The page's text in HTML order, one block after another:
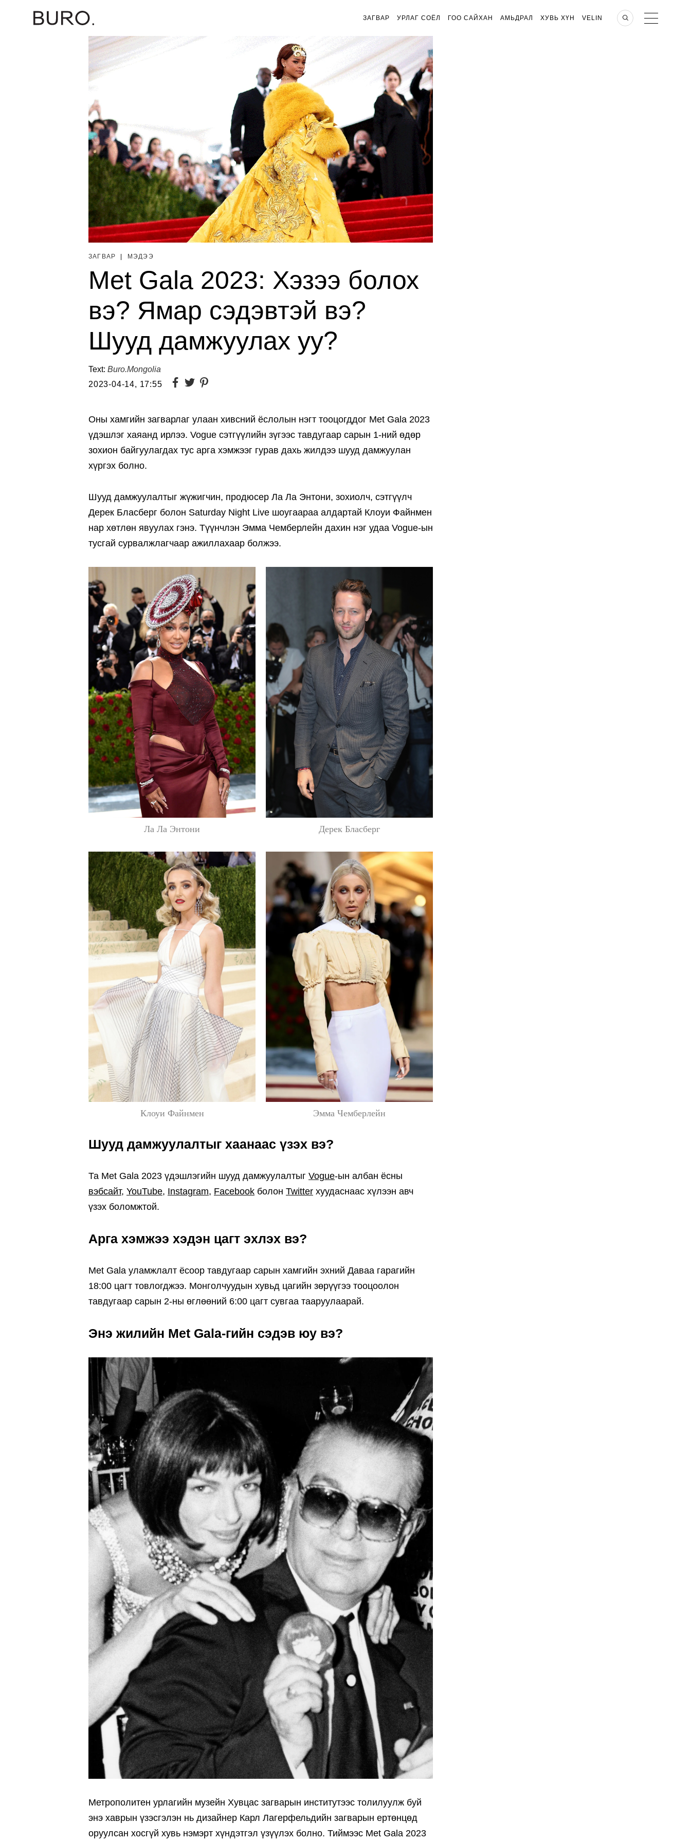
ЗАГВАР УРЛАГ СОЁЛ ГОО САЙХАН АМЬДРАЛ ХУВЬ ХҮН VELIN
ЗАГВАР МЭДЭЭ
Met Gala 2023: Хэзээ болох
вэ? Ямар сэдэвтэй вэ?
Шууд дамжуулах уу?
Text: Buro.Mongolia
2023-04-14, 17:55
Оны хамгийн загварлаг улаан хивсний ёслолын нэгт тооцогддог Met Gala 2023
үдэшлэг хаяанд ирлээ. Vogue сэтгүүлийн зүгээс тавдугаар сарын 1-ний өдөр
зохион байгуулагдах тус арга хэмжээг гурав дахь жилдээ шууд дамжуулан
хүргэх болно.
Шууд дамжуулалтыг жүжигчин, продюсер Ла Ла Энтони, зохиолч, сэтгүүлч
Дерек Бласберг болон Saturday Night Live шоугаараа алдартай Клоуи Файнмен
нар хөтлөн явуулах гэнэ. Түүнчлэн Эмма Чемберлейн дахин нэг удаа Vogue-ын
тусгай сурвалжлагчаар ажиллахаар болжээ.
Ла Ла Энтони Дерек Бласберг
Клоуи Файнмен Эмма Чемберлейн
Шууд дамжуулалтыг хаанаас үзэх вэ?
Та Met Gala 2023 үдэшлэгийн шууд дамжуулалтыг Vogue-ын албан ёсны
вэбсайт, YouTube, Instagram, Facebook болон Twitter хуудаснаас хүлээн авч
үзэх боломжтой.
Арга хэмжээ хэдэн цагт эхлэх вэ?
Met Gala уламжлалт ёсоор тавдугаар сарын хамгийн эхний Даваа гарагийн
18:00 цагт товлогджээ. Монголчуудын хувьд цагийн зөрүүгээ тооцоолон
тавдугаар сарын 2-ны өглөөний 6:00 цагт сувгаа тааруулаарай.
Энэ жилийн Met Gala-гийн сэдэв юу вэ?
Метрополитен урлагийн музейн Хувцас загварын институтээс толилуулж буй
энэ хаврын үзэсгэлэн нь дизайнер Карл Лагерфельдийн загварын ертөнцөд
оруулсан хосгүй хувь нэмэрт хүндэтгэл үзүүлэх болно. Тиймээс Met Gala 2023